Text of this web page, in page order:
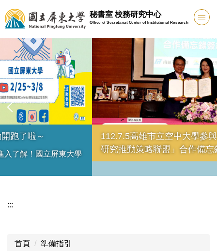
跳
到
主
容
區
秘書室 校務研究中心
Office of Secretariat Center of Institutional Research
112.7.5高雄市立空中大學參與「南區大專校院校務
研究推動策略聯盟」合作備忘錄簽約儀式
:::
首頁 準備指引